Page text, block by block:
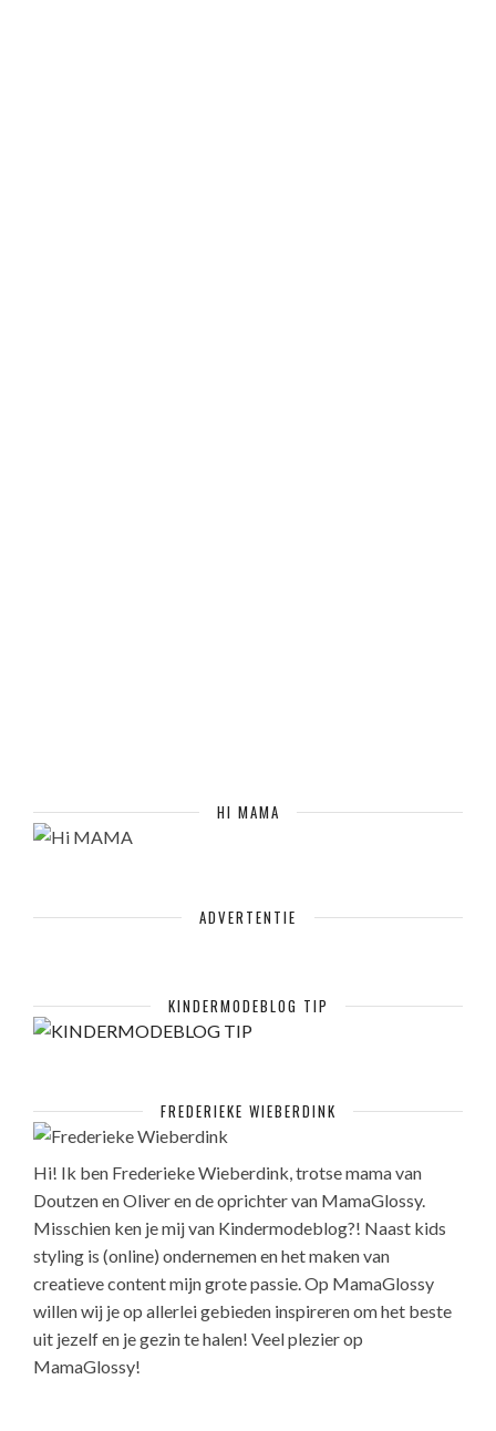
HI MAMA
ADVERTENTIE
KINDERMODEBLOG TIP
FREDERIEKE WIEBERDINK
Hi! Ik ben Frederieke Wieberdink, trotse mama van
Doutzen en Oliver en de oprichter van MamaGlossy.
Misschien ken je mij van Kindermodeblog?! Naast kids
styling is (online) ondernemen en het maken van
creatieve content mijn grote passie. Op MamaGlossy
willen wij je op allerlei gebieden inspireren om het beste
uit jezelf en je gezin te halen! Veel plezier op
MamaGlossy!